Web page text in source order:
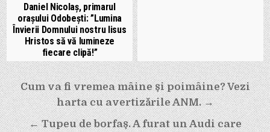
Daniel Nicolaș, primarul
orașului Odobești: ”Lumina
Învierii Domnului nostru Iisus
Hristos să vă lumineze
fiecare clipă!”
Navigare
în
articole
Cum va fi vremea mâine și poimâine? Vezi
harta cu avertizările ANM. →
← Tupeu de borfaș. A furat un Audi care